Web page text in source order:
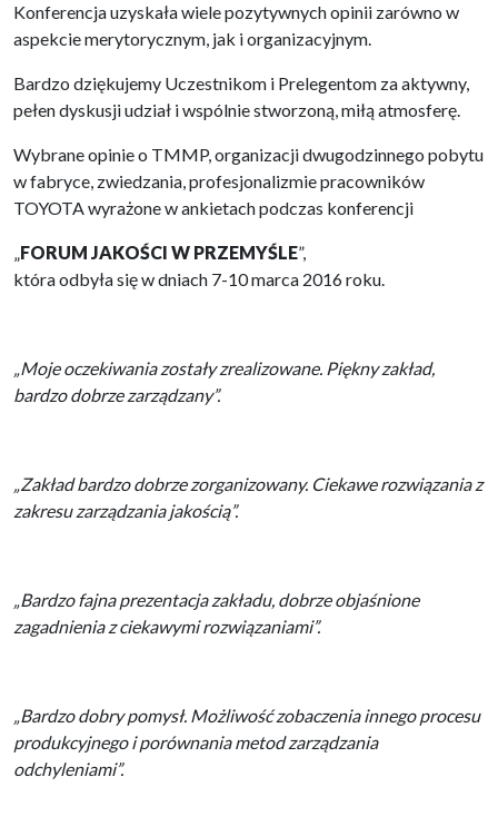
Konferencja uzyskała wiele pozytywnych opinii zarówno w
aspekcie merytorycznym, jak i organizacyjnym.
Bardzo dziękujemy Uczestnikom i Prelegentom za aktywny,
pełen dyskusji udział i wspólnie stworzoną, miłą atmosferę.
Wybrane opinie o TMMP, organizacji dwugodzinnego pobytu
w fabryce, zwiedzania, profesjonalizmie pracowników
TOYOTA wyrażone w ankietach podczas konferencji
„FORUM JAKOŚCI W PRZEMYŚLE”,
która odbyła się w dniach 7-10 marca 2016 roku.
„Moje oczekiwania zostały zrealizowane. Piękny zakład,
bardzo dobrze zarządzany”.
„Zakład bardzo dobrze zorganizowany. Ciekawe rozwiązania z
zakresu zarządzania jakością”.
„Bardzo fajna prezentacja zakładu, dobrze objaśnione
zagadnienia z ciekawymi rozwiązaniami”.
„Bardzo dobry pomysł. Możliwość zobaczenia innego procesu
produkcyjnego i porównania metod zarządzania
odchyleniami”.